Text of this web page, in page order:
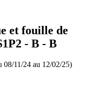
et fouille de
- B - B
08/11/24 au 12/02/25)